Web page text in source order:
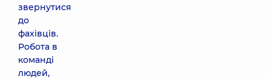
звернутися
до
фахівців.
Робота в
команді
людей,